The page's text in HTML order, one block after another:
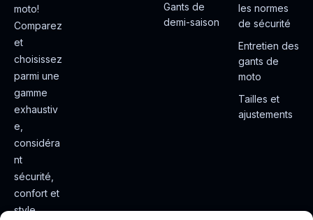
moto!
Comparez
et
choisissez
parmi une
gamme
exhaustiv
e,
considéra
nt
sécurité,
confort et
style.
Gants de
demi-saison
les normes
de sécurité
Entretien des
gants de
moto
Tailles et
ajustements